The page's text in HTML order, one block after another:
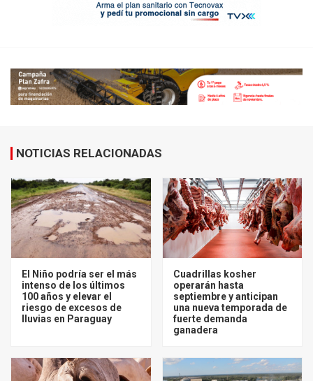
NOTICIAS RELACIONADAS
El Niño podría ser el más
intenso de los últimos
100 años y elevar el
riesgo de excesos de
lluvias en Paraguay
Cuadrillas kosher
operarán hasta
septiembre y anticipan
una nueva temporada de
fuerte demanda
ganadera